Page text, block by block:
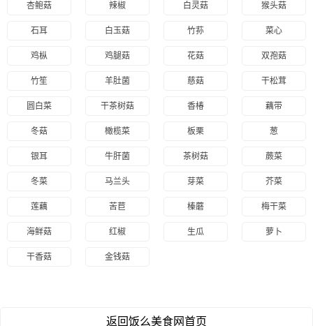
杏鲍菇 辣椒 白灵菇 猴头菇
石耳 白玉菇 竹荪 菜心
鸡枞 鸡腿菇 花菇 双孢菇
竹笙 羊肚菌 慈菇 干松茸
圆白菜 干茶树菇 香椿 藕带
冬菇 橄榄菜 板栗 葱
银耳 牛肝菌 茶树菇 蕨菜
冬菜 马兰头 芽菜 芥菜
莲藕 苦苣 榛蘑 梅干菜
海鲜菇 红椒 生瓜 萝卜
干香菇 金钱菇
返回饭么美食网首页